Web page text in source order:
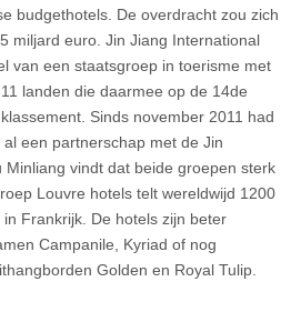
budgethotels. De overdracht zou zich
miljard euro. Jin Jiang International
van een staatsgroep in toerisme met
landen die daarmee op de 14de
Sinds november 2011 had
al een partnerschap met de Jin
Minliang vindt dat beide groepen sterk
Louvre hotels telt wereldwijd 1200
Frankrijk. De hotels zijn beter
Campanile, Kyriad of nog
Golden en Royal Tulip.